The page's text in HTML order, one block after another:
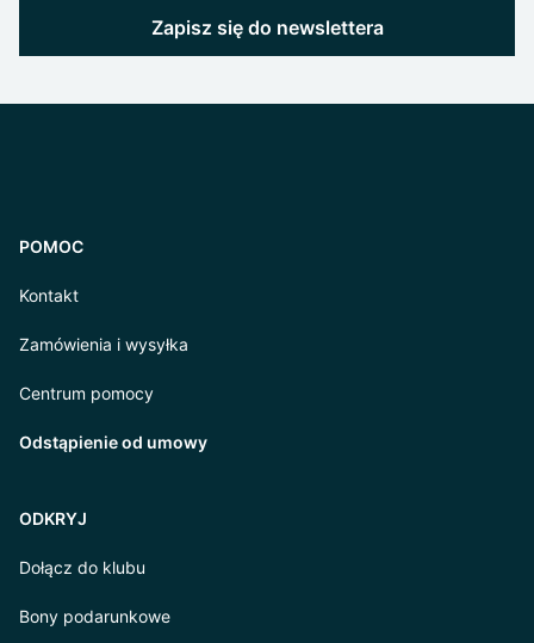
Zapisz się do newslettera
POMOC
Kontakt
Zamówienia i wysyłka
Centrum pomocy
Odstąpienie od umowy
ODKRYJ
Dołącz do klubu
Bony podarunkowe